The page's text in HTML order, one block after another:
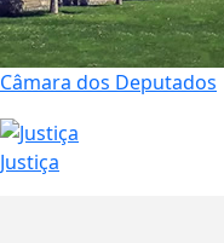
Câmara dos Deputados
Justiça